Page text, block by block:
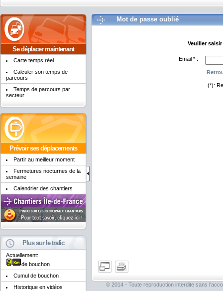
Se déplacer maintenant
Carte temps réel
Calculer son temps de
parcours
Temps de parcours par
secteur
Prévoir ses déplacements
Partir au meilleur moment
Fermetures nocturnes de la
semaine
Calendrier des chantiers
Plus sur le trafic
Actuellement:
de bouchon
Cumul de bouchon
Historique en vidéos
Mot de passe oublié
Email * :
(*):
© 2014 - Toute reproduction interdite sans